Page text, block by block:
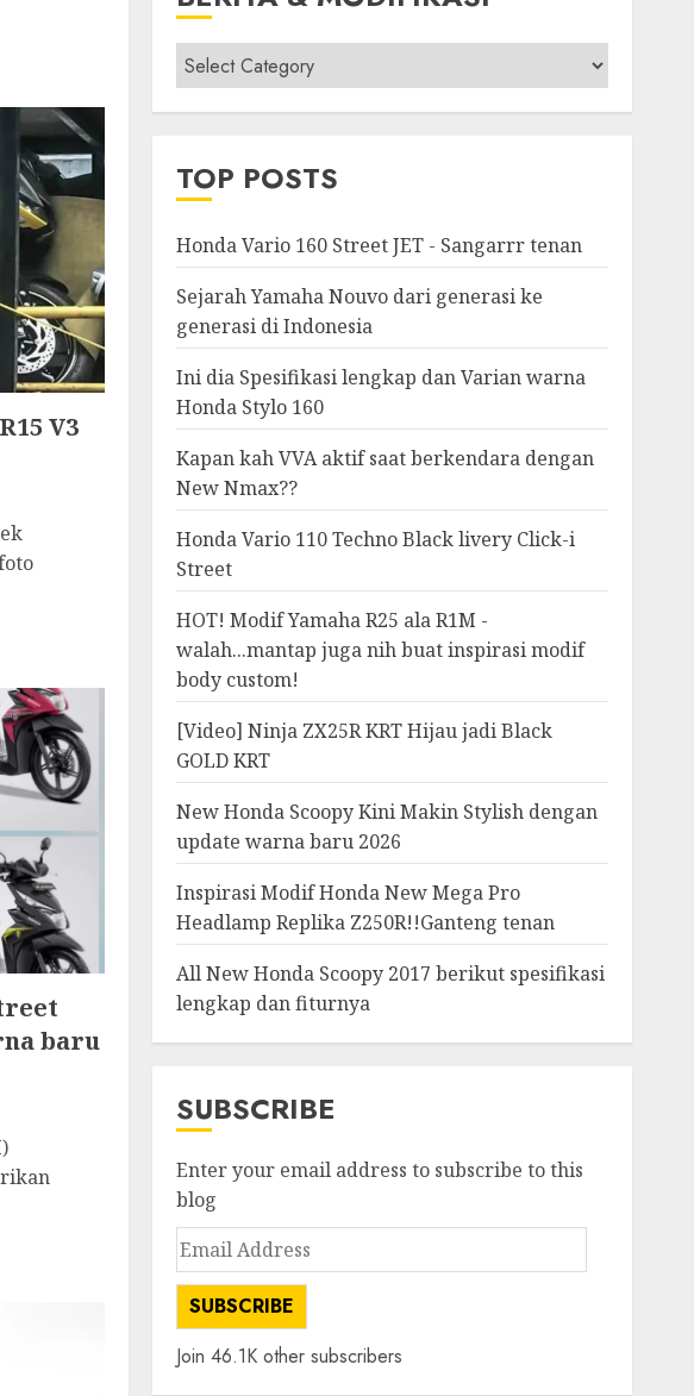
V3
baru
Berita
&
Modifikasi
TOP POSTS
Honda Vario 160 Street JET - Sangarrr tenan
Sejarah Yamaha Nouvo dari generasi ke
generasi di Indonesia
Ini dia Spesifikasi lengkap dan Varian warna
Honda Stylo 160
Kapan kah VVA aktif saat berkendara dengan
New Nmax??
Honda Vario 110 Techno Black livery Click-i
Street
HOT! Modif Yamaha R25 ala R1M -
walah...mantap juga nih buat inspirasi modif
body custom!
[Video] Ninja ZX25R KRT Hijau jadi Black
GOLD KRT
New Honda Scoopy Kini Makin Stylish dengan
update warna baru 2026
Inspirasi Modif Honda New Mega Pro
Headlamp Replika Z250R!!Ganteng tenan
All New Honda Scoopy 2017 berikut spesifikasi
lengkap dan fiturnya
SUBSCRIBE
Enter your email address to subscribe to this
blog
Email
Address
SUBSCRIBE
Join 46.1K other subscribers